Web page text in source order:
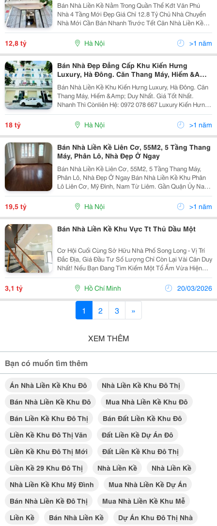
Bán Nhà Liền Kề Nằm Trong Quần Thể Kđt Văn Phú
Nhà 4 Tầng Mới Đẹp Giá Chỉ 12.8 Tỷ Chủ Nhà Chuyển
Nhà Mới Cần Bán Nhanh Trước Tết Căn Nhà Liền Kề
Khu Đô Thị Văn Phú -Vị Trí Nằm Trong Quần Thể Khu Đô
Thị Văn Phú,Nên Hưởng Trọn Tiện Ích Của Khu Đô Thị...
12,8 tỷ Hà Nội >1 năm
Bán Nhà Đẹp Đẳng Cấp Khu Kiến Hưng
Luxury, Hà Đông. Căn Thang Máy, Hiếm &Amp;
Duy Nhất. Giá Tốt Nhất. Nhanh Thì Cònliên Hệ:
0972
Bán Nhà Liền Kề Khu Kiến Hưng Luxury, Hà Đông. Căn
Thang Máy, Hiếm &Amp; Duy Nhất. Giá Tốt Nhất.
Nhanh Thì Cònliên Hệ: 0972 078 667 Luxury Kiến Hưng
70 M&Sup2; X 5 Tầng, Mặt Tiền 7M (Mặt Tiền Siêu
Hiếm) Full Nội Thất Tiền Tỷ, Siêu Đẹp. Kiến Hưng...
18 tỷ Hà Nội >1 năm
Bán Nhà Liền Kề Liên Cơ, 55M2, 5 Tầng Thang
Máy, Phân Lô, Nhà Đẹp Ở Ngay
Bán Nhà Liền Kề Liên Cơ, 55M2, 5 Tầng Thang Máy,
Phân Lô, Nhà Đẹp Ở Ngay Bán Nhà Liền Kề Khu Phân
Lô Liên Cơ, Mỹ Đình, Nam Từ Liêm. Gần Quận Ủy Nam
Từ Liêm, Gần Chi Cục Thuế, Kho Bạc, Ngân
Hàng&Hellip; Diện Tích 55M2, Xây Dựng 5 Tầng, Thang
19,5 tỷ Hà Nội >1 năm
Bán Nhà Liền Kề Khu Vực Tt Thủ Dầu Một
Cơ Hội Cuối Cùng Sở Hữu Nhà Phố Song Long - Vị Trí
Đắc Địa, Giá Đầu Tư Số Lượng Chỉ Còn Lại Vài Căn Duy
Nhất! Nếu Bạn Đang Tìm Kiếm Một Tổ Ấm Vừa Hiện
Đại, Vừa Có Không Gian Sân Vườn Rộng Rãi Tại Khu
Vực Giáp Ranh Thủ Dầu Một, Thì Đây Chính Là Lựa...
3,1 tỷ Hồ Chí Minh 20/03/2026
1 2 3 »
XEM THÊM
Bạn có muốn tìm thêm
Án Nhà Liền Kề Khu Đô
Nhà Liền Kề Khu Đô Thị
Bán Nhà Liền Kề Khu Đô
Mua Nhà Liền Kề Khu Đô
Bán Liền Kề Khu Đô Thị
Bán Đất Liền Kề Khu Đô
Liền Kề Khu Đô Thị Văn
Đất Liền Kề Dự Án Đô
Liền Kề Khu Đô Thị Mới
Đất Liền Kề Khu Đô Thị
Liền Kề 29 Khu Đô Thị
Nhà Liền Kề
Nhà Liền Kề
Nhà Liền Kề Khu Mỹ Đình
Mua Nhà Liền Kề Dự Án
Bán Nhà Liền Kề Đô Thị
Mua Nhà Liền Kề Khu Mễ
Liền Kề
Bán Nhà Liền Kề Dự Án Khu Đô Thị Nhà